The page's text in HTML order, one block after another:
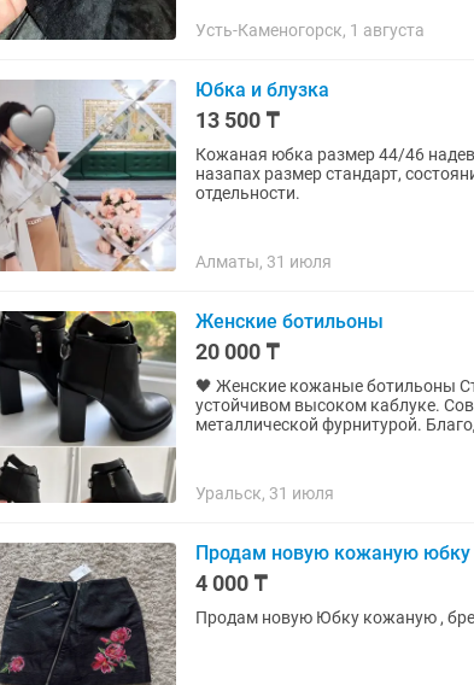
Усть-Каменогорск, 1 августа
Юбка и блузка
13 500 ₸
Кожаная юбка размер 44/46
назапах размер стандарт,
отдельности.
Алматы, 31 июля
Женские ботильоны
20 000 ₸
🖤 Женские кожаные ботильоны Стильные черные ботильоны из натуральной кожи на
устойчивом высоком каблуке.
металлической фурнитурой.
Уральск, 31 июля
Продам новую кожаную юбку
4 000 ₸
Продам новую Юбку кожаную ,